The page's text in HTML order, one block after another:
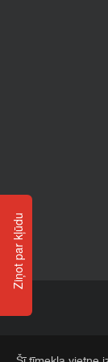
Ziņot par kļūdu